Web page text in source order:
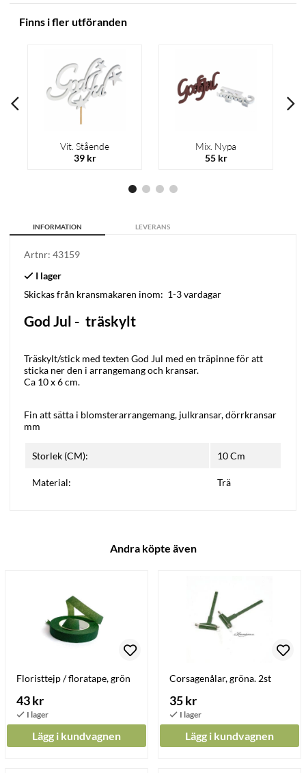
Finns i fler utföranden
Vit. Stående
39 kr
Mix. Nypa
55 kr
INFORMATION LEVERANS
Artnr: 43159
Skickas från kransmakaren inom: 1-3 vardagar
God Jul - träskylt
Träskylt/stick med texten God Jul med en träpinne för att
sticka ner den i arrangemang och kransar.
Ca 10 x 6 cm.
Fin att sätta i blomsterarrangemang, julkransar, dörrkransar
mm
Storlek (CM): 10 Cm
Material: Trä
Andra köpte även
Floristtejp / floratape, grön
43 kr
Lägg i kundvagnen
Corsagenålar, gröna. 2st
35 kr
Lägg i kundvagnen